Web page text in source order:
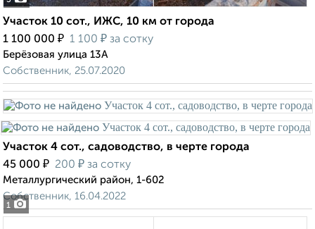
Участок 10 сот., ИЖС, 10 км от города
1 100 000 ₽ 1 100 ₽ за сотку
Берёзовая улица 13А
Собственник, 25.07.2020
1
Участок 4 сот., садоводство, в черте города
45 000 ₽ 200 ₽ за сотку
Металлургический район, 1-602
Собственник, 16.04.2022